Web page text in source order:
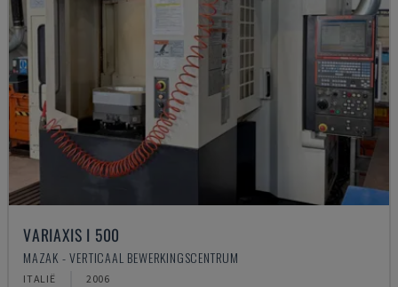
VARIAXIS I 500
MAZAK - VERTICAAL BEWERKINGSCENTRUM
ITALIË 2006